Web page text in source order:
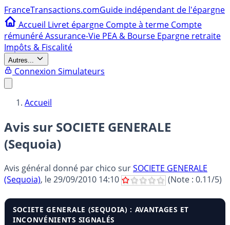
FranceTransactions.comGuide indépendant de l'épargne
Accueil Livret épargne Compte à terme Compte
rémunéréAssurance-Vie PEA & Bourse Epargne retraite
Impôts & Fiscalité
Autres...
Connexion Simulateurs
Accueil
Avis sur SOCIETE GENERALE
(Sequoia)
Avis général donné par chico surSOCIETE GENERALE
(Sequoia), le29/09/2010 14:10 (Note : 0.11/5)
SOCIETE GENERALE (SEQUOIA) : AVANTAGES ET
INCONVÉNIENTS SIGNALÉS